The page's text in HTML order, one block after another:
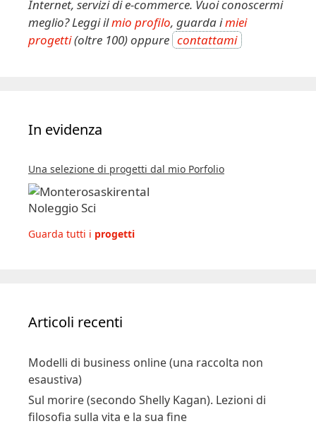
Internet, servizi di e-commerce. Vuoi conoscermi
meglio? Leggi ilmio profilo, guarda imiei
progetti(oltre 100) oppure contattami
In evidenza
Una selezione di progetti dal mio Porfolio
Guarda tutti i progetti
Articoli recenti
Modelli di business online (una raccolta non
esaustiva)
Sul morire (secondo Shelly Kagan). Lezioni di
filosofia sulla vita e la sua fine